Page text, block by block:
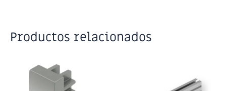
Productos relacionados